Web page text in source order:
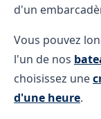
d'un
Vous pouvez
l'un de nos
choisissez une
d'une heure.